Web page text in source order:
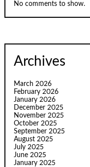
No comments to show.
Archives
March 2026
February 2026
January 2026
December 2025
November 2025
October 2025
September 2025
August 2025
July 2025
June 2025
January 2025